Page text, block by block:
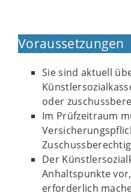
Voraussetzungen
Sie sind aktuell
oder
Im Prüfzeitraum
Der
Anhaltspunkte
erforderlich